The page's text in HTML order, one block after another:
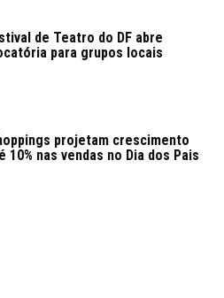
de Teatro do DF abre
para grupos locais
projetam crescimento
10% nas vendas no Dia dos Pais